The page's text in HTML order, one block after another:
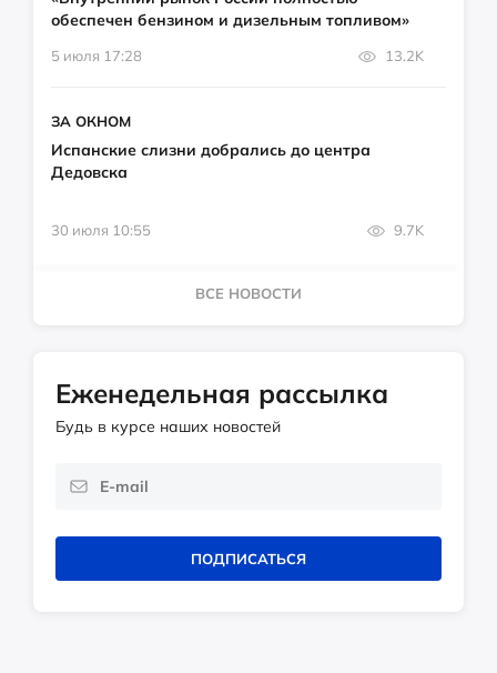
обеспечен бензином и дизельным топливом»
5 июля 17:28 13.2K
ЗА ОКНОМ
Испанские слизни добрались до центра
Дедовска
30 июля 10:55 9.7K
ВСЕ НОВОСТИ
Еженедельная рассылка
Будь в курсе наших новостей
ПОДПИСАТЬСЯ